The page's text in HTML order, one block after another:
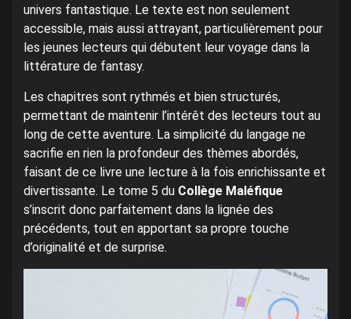
univers fantastique. Le texte est non seulement
accessible, mais aussi attrayant, particulièrement pour
les jeunes lecteurs qui débutent leur voyage dans la
littérature de fantasy.
Les chapitres sont rythmés et bien structurés,
permettant de maintenir l’intérêt des lecteurs tout au
long de cette aventure. La simplicité du langage ne
sacrifie en rien la profondeur des thèmes abordés,
faisant de ce livre une lecture à la fois enrichissante et
divertissante. Le tome 5 du Collège Maléfique
s’inscrit donc parfaitement dans la lignée des
précédents, tout en apportant sa propre touche
d’originalité et de surprise.